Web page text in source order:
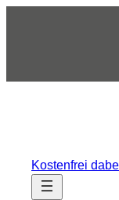
Kostenfrei